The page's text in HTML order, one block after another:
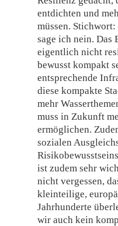
entdichten und
müssen.
sage ich nein. Das
eigentlich nicht
bewusst kompakt
entsprechende
diese kompakte
mehr
muss in Zukunft
ermöglichen.
sozialen
ist zudem sehr
nicht vergessen,
kleinteilige,
Jahrhunderte
wir auch kein